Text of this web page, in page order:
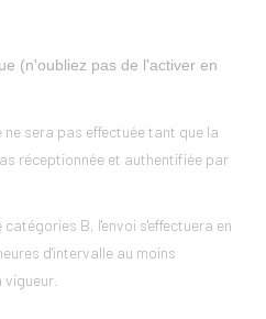
(n'oubliez pas de l'activer en
sera pas effectuée tant que la
réceptionnée et authentifiée par
B, l'envoi s'effectuera en
d'intervalle au moins